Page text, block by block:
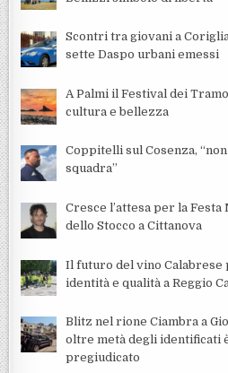
Scontri tra giovani a
sette Daspo urbani emessi
A Palmi il Festival dei
cultura e bellezza
Coppitelli sul Cosenza,
squadra”
Cresce l’attesa per la Festa
dello Stocco a Cittanova
Il futuro del vino Calabrese
identità e qualità a Reggio
Blitz nel rione Ciambra a
oltre metà degli identificati
pregiudicato